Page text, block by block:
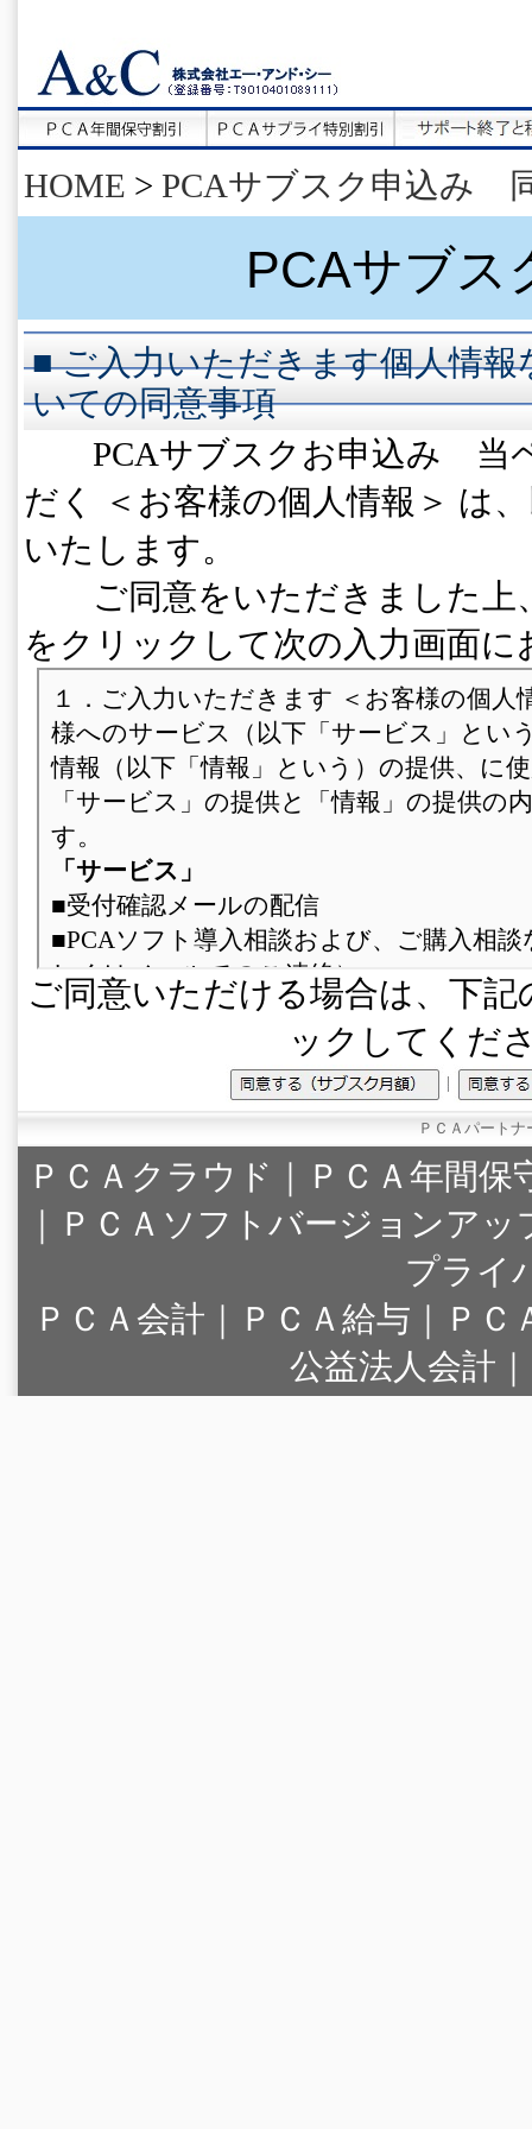
HOME > PCAサブスク申込み
PCAサブ
■ ご入力いただきます個人情
いての同意事項
PCAサブスクお申込み 当
だく ＜お客様の個人情報＞ は
いたします。
ご同意をいただきました上
をクリックして次の入力画面に
ご同意いただける場合は、下
ックしてくだ
ＰＣＡパート
ＰＣＡクラウド ｜
ＰＣＡ年間保
｜
ＰＣＡソフトバージョンアッ
プライ
ＰＣＡ会計｜ＰＣＡ給与｜Ｐ
公益法人会計